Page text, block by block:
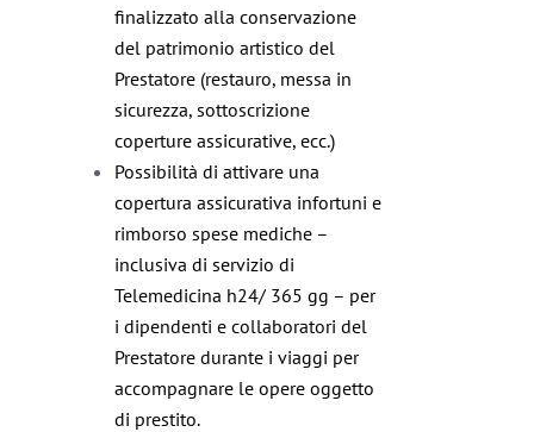
finalizzato alla conservazione
del patrimonio artistico del
Prestatore (restauro, messa in
sicurezza, sottoscrizione
coperture assicurative, ecc.)
Possibilità di attivare una
copertura assicurativa infortuni e
rimborso spese mediche –
inclusiva di servizio di
Telemedicina h24/ 365 gg – per
i dipendenti e collaboratori del
Prestatore durante i viaggi per
accompagnare le opere oggetto
di prestito.